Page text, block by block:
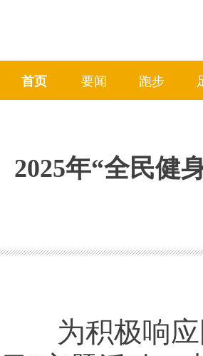
首页 要闻 跑步
2025年“全民健
为积极响应